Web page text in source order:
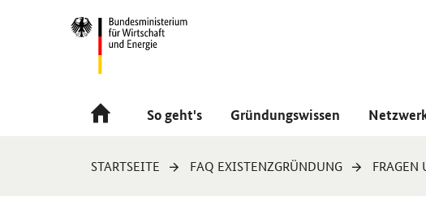
Navigation
Hauptmenü
So geht's Gründungswissen
Sie
STARTSEITE FAQ EXISTENZGRÜNDUNG FRAGEN